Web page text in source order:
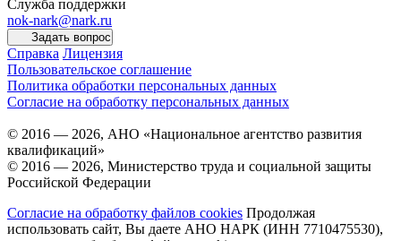
Служба поддержки
nok-nark@nark.ru
Задать вопрос
Справка Лицензия
Пользовательское соглашение
Политика обработки персональных данных
Согласие на обработку персональных данных
© 2016 — 2026, АНО «Национальное агентство развития
квалификаций»
© 2016 — 2026, Министерство труда и социальной защиты
Российской Федерации
Согласие на обработку файлов cookies Продолжая
использовать сайт, Вы даете АНО НАРК (ИНН 7710475530),